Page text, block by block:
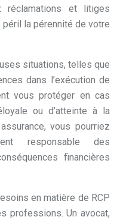
réclamations et litiges
la pérennité de votre
situations, telles que
dans l’exécution de
vous protéger en cas
ou d’atteinte à la
vous pourriez
responsable des
financières
en matière de RCP
professions. Un avocat,